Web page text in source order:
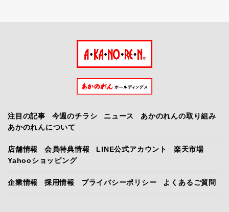
注目の記事 今週のチラシ ニュース
あかのれんの取り組み
あかのれんについて
店舗情報 会員特典情報 LINE公式アカウント
楽天市場
Yahooショッピング
企業情報 採用情報 プライバシーポリシー よくあるご質問